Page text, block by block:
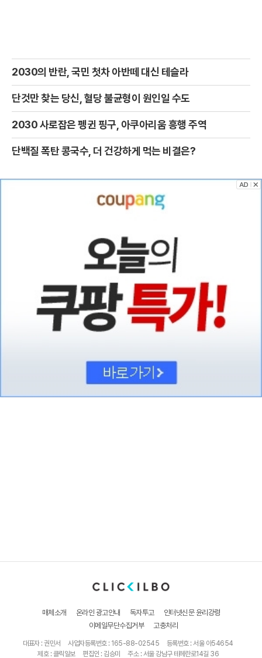
2030의 반란, 국민 첫차 아반떼 대신 테슬라
단것만 찾는 당신, 혈당 불균형이 원인일 수도
2030 사로잡은 펭귄 핑구, 아쿠아리움 흥행 주역
단백질 폭탄 콩국수, 더 건강하게 먹는 비결은?
매체소개 온라인 광고안내 독자투고
인터넷신문 윤리강령
이메일무단수집거부
고충처리
대표자 : 권민서 사업자등록번호 : 165-88-02545
등록번호 : 서울 아54654
제호 : 클릭일보
편집인 : 김승미 주소 : 서울 강남구 테헤란로14길 36